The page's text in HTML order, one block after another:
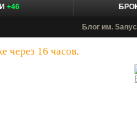
+46
Блог им.
через 16 часов.